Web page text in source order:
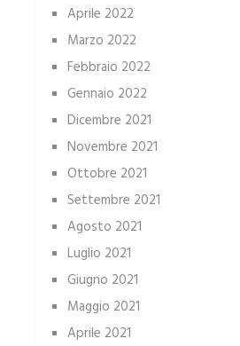
Aprile 2022
Marzo 2022
Febbraio 2022
Gennaio 2022
Dicembre 2021
Novembre 2021
Ottobre 2021
Settembre 2021
Agosto 2021
Luglio 2021
Giugno 2021
Maggio 2021
Aprile 2021